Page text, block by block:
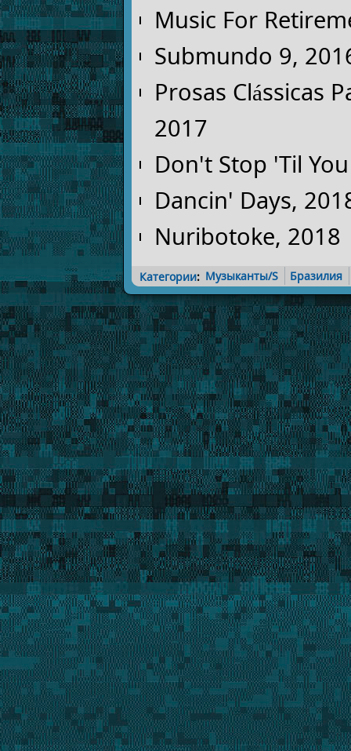
Music For
Submundo 9,
Prosas Clássicas
2017
Don't Stop 'Til
Dancin' Days,
Nuribotoke, 2018
Категории: Музыканты/S Бразилия